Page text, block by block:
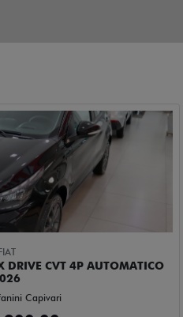
DRIVE CVT 4P AUTOMATICO
Capivari